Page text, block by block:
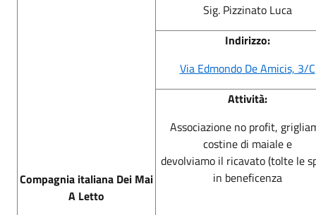
Compagnia italiana Dei Mai
A Letto
Sig. Pizzinato Luca
Indirizzo:
Via Edmondo De Amicis, 3/C
Attività:
Associazione no profit,
costine di maiale e
devolviamo il ricavato (tolte le
in beneficenza